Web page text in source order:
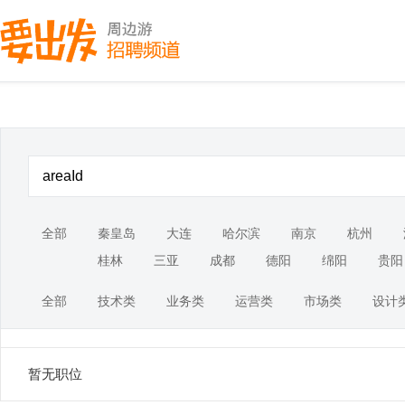
全部 秦皇岛 大连 哈尔滨 南京 杭州
桂林
三亚 成都 德阳 绵阳 贵阳
全部 技术类 业务类 运营类 市场类 设计
暂无职位